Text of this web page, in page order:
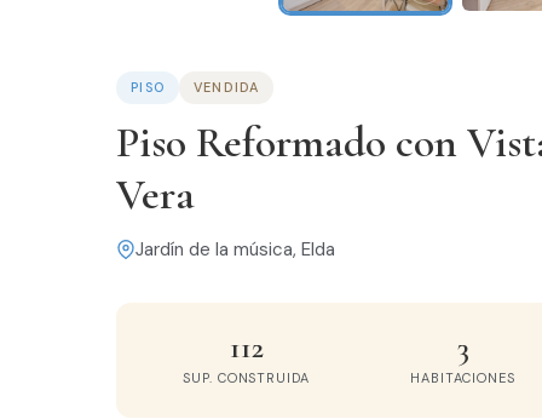
PISO VENDIDA
Piso Reformado con
Vera
Jardín de la música, Elda
112
SUP. CONSTRUIDA
3
HABITACIONES